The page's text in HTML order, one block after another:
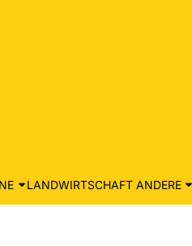
LANDWIRTSCHAFT ANDERE